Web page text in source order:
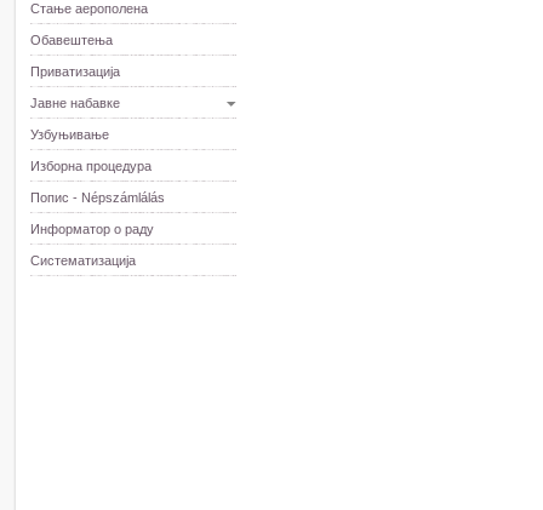
Стање аерополена
Обавештења
Приватизација
Јавне набавке
Узбуњивање
Изборна процедура
Попис - Népszámlálás
Информатор о раду
Систематизација